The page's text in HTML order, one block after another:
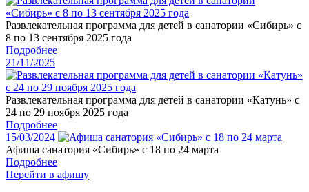
Развлекательная программа для детей в санатории «Сибирь» с
8 по 13 сентября 2025 года
Подробнее
21/11/2025
Развлекательная программа для детей в санатории «Катунь» с
24 по 29 ноября 2025 года
Подробнее
15/03/2024
Афиша санатория «Сибирь» с 18 по 24 марта
Подробнее
Перейти в афишу